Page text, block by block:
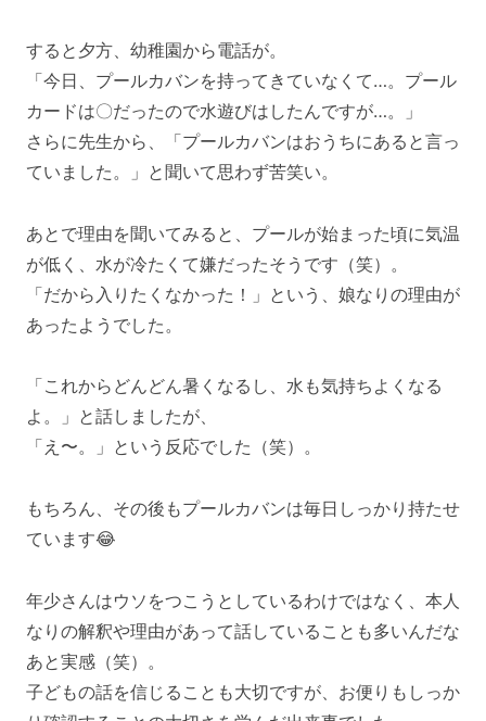
すると夕方、幼稚園から電話が。
「今日、プールカバンを持ってきていなくて…。プール
カードは〇だったので水遊びはしたんですが…。」
さらに先生から、「プールカバンはおうちにあると言っ
ていました。」と聞いて思わず苦笑い。
あとで理由を聞いてみると、プールが始まった頃に気温
が低く、水が冷たくて嫌だったそうです（笑）。
「だから入りたくなかった！」という、娘なりの理由が
あったようでした。
「これからどんどん暑くなるし、水も気持ちよくなる
よ。」と話しましたが、
「え〜。」という反応でした（笑）。
もちろん、その後もプールカバンは毎日しっかり持たせ
ています😂
年少さんはウソをつこうとしているわけではなく、本人
なりの解釈や理由があって話していることも多いんだな
あと実感（笑）。
子どもの話を信じることも大切ですが、お便りもしっか